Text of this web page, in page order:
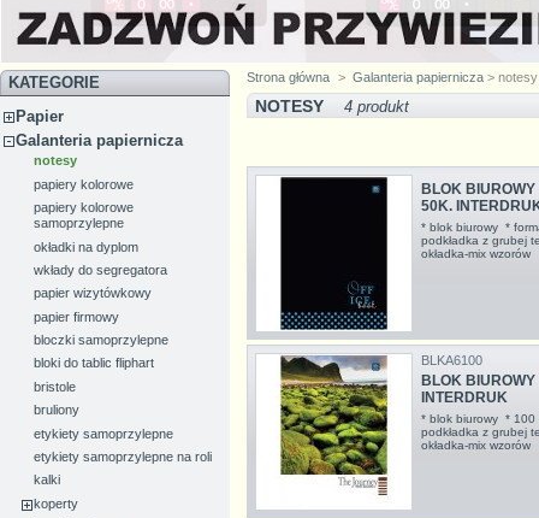
KATEGORIE
Papier
Galanteria papiernicza
notesy
papiery kolorowe
papiery kolorowe
samoprzylepne
okładki na dyplom
wkłady do segregatora
papier wizytówkowy
papier firmowy
bloczki samoprzylepne
bloki do tablic fliphart
bristole
bruliony
etykiety samoprzylepne
etykiety samoprzylepne na roli
kalki
koperty
Strona główna > Galanteria papiernicza > notesy
NOTESY 4 produkt
BLOK
50K.
* blok biurowy *
podkładka z grubej
okładka-mix
BLKA6100
BLOK
INTERDRUK
* blok biurowy *
podkładka z grubej
okładka-mix